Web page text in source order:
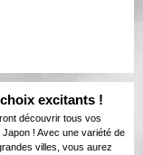
excitants !
découvrir tous vos
! Avec une variété de
villes, vous aurez